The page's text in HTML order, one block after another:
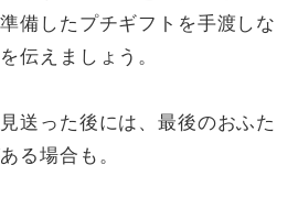
備したプチギフトを手渡しな
伝えましょう。
送った後には、最後のおふた
る場合も。